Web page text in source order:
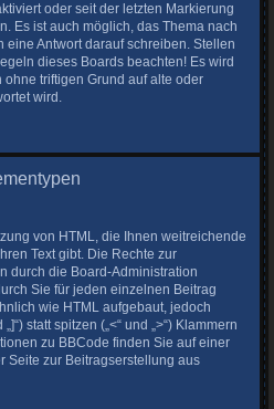
oder seit der letzten Markierung
Es ist auch möglich, das Thema nach
Antwort darauf schreiben. Stellen
dieses Boards beachten! Es wird
triftigen Grund auf alte oder
wird.
von HTML, die Ihnen weitreichende
Text gibt. Die Rechte zur
durch die Board-Administration
Sie für jeden einzelnen Beitrag
wie HTML aufgebaut, jedoch
statt spitzen („<“ und „>“) Klammern
zu BBCode finden Sie auf einer
Seite zur Beitragserstellung aus